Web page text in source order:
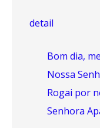
detail
Bom dia,
Nossa
Rogai por
Senhora